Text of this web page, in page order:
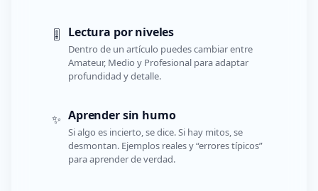
🎚️ Lectura por niveles
Dentro de un artículo puedes cambiar entre
Amateur, Medio y Profesional para adaptar
profundidad y detalle.
✨ Aprender sin humo
Si algo es incierto, se dice. Si hay mitos, se
desmontan. Ejemplos reales y “errores típicos”
para aprender de verdad.